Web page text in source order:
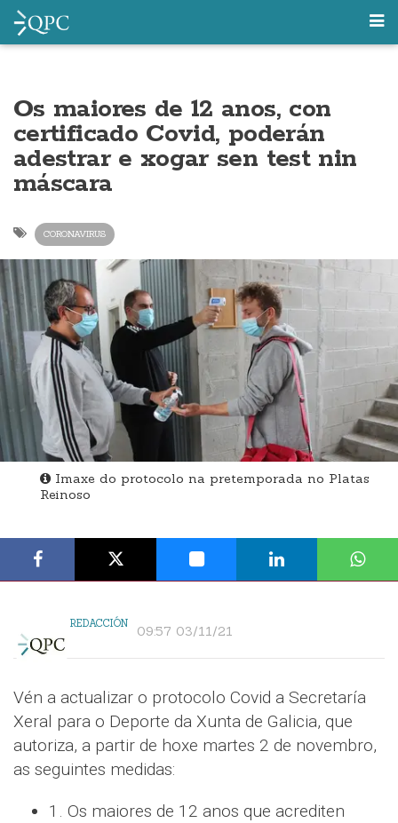
Os maiores de 12 anos, con
certificado Covid, poderán
adestrar e xogar sen test nin
máscara
CORONAVIRUS
Imaxe do protocolo na pretemporada no Platas
Reinoso
REDACCIÓN 09:57 03/11/21
Vén a actualizar o protocolo Covid a Secretaría
Xeral para o Deporte da Xunta de Galicia, que
autoriza, a partir de hoxe martes 2 de novembro,
as seguintes medidas:
1. Os maiores de 12 anos que acrediten